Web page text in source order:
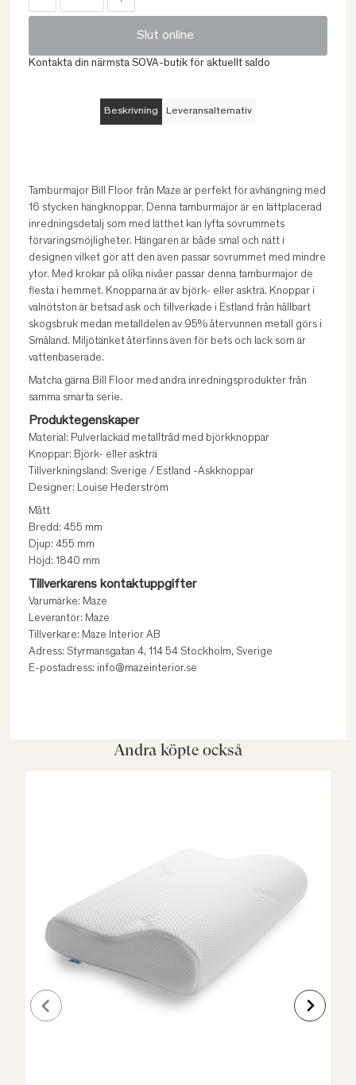
Slut online
Kontakta din närmsta SOVA-butik för aktuellt saldo
Beskrivning Leveransalternativ
Tamburmajor Bill Floor från Maze är perfekt för avhängning med
16 stycken hängknoppar. Denna tamburmajor är en lättplacerad
inredningsdetalj som med lätthet kan lyfta sovrummets
förvaringsmöjligheter. Hängaren är både smal och nätt i
designen vilket gör att den även passar sovrummet med mindre
ytor. Med krokar på olika nivåer passar denna tamburmajor de
flesta i hemmet. Knopparna är av björk- eller askträ. Knoppar i
valnötston är betsad ask och tillverkade i Estland från hållbart
skogsbruk medan metalldelen av 95% återvunnen metall görs i
Småland. Miljötänket återfinns även för bets och lack som är
vattenbaserade.
Matcha gärna Bill Floor med andra inredningsprodukter från
samma smarta serie.
Produktegenskaper
Material: Pulverlackad metalltråd med björkknoppar
Knoppar: Björk- eller askträ
Tillverkningsland: Sverige / Estland -Askknoppar
Designer: Louise Hederström
Mått
Bredd: 455 mm
Djup: 455 mm
Höjd: 1840 mm
Tillverkarens kontaktuppgifter
Varumärke: Maze
Leverantör: Maze
Tillverkare: Maze Interior AB
Adress: Styrmansgatan 4, 114 54 Stockholm, Sverige
E-postadress: info@mazeinterior.se
Andra köpte också